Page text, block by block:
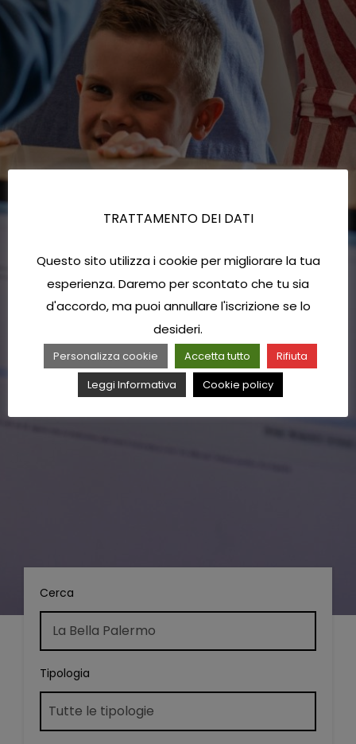
Cerca
Tipologia
TRATTAMENTO DEI DATI
Questo sito utilizza i cookie per migliorare la tua
esperienza. Daremo per scontato che tu sia
d'accordo, ma puoi annullare l'iscrizione se lo
desideri.
Personalizza cookie Accetta tutto
Rifiuta
Leggi Informativa
Cookie policy